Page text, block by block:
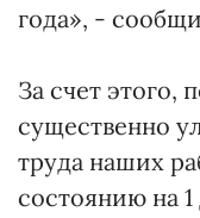
года», -
За счет этого,
существенно
труда наших
состоянию на 1